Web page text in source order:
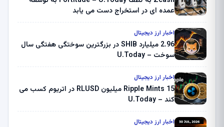
عمده ای در استخراج دست می یابد
اخبار ارز دیجیتال
2.96 میلیارد SHIB در بزرگترین سوختگی هفتگی سال
سوخت – U.Today
اخبار ارز دیجیتال
Ripple Mints 15 میلیون RLUSD در اتریوم کسب می
کند – U.Today
اخبار ارز دیجیتال